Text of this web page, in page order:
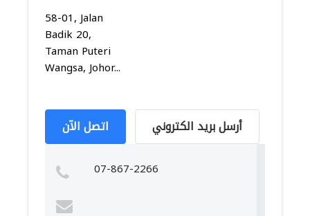
58-01, Jalan
Badik 20,
Taman Puteri
Wangsa, Johor...
اتصل الآن أرسل بريد الكتروني
07-867-2266